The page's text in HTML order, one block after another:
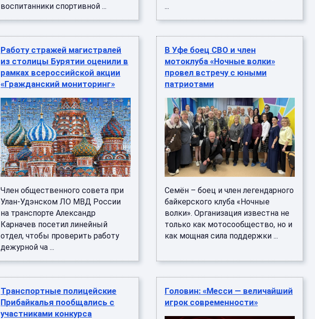
воспитанники спортивной ...
...
Работу стражей магистралей
из столицы Бурятии оценили в
рамках всероссийской акции
«Гражданский мониторинг»
Член общественного совета при
Улан-Удэнском ЛО МВД России
на транспорте Александр
Карначев посетил линейный
отдел, чтобы проверить работу
дежурной ча ...
В Уфе боец СВО и член
мотоклуба «Ночные волки»
провел встречу с юными
патриотами
Семён – боец и член легендарного
байкерского клуба «Ночные
волки». Организация известна не
только как мотосообщество, но и
как мощная сила поддержки ...
Транспортные полицейские
Прибайкалья пообщались с
участниками конкурса
Головин: «Месси — величайший
игрок современности»